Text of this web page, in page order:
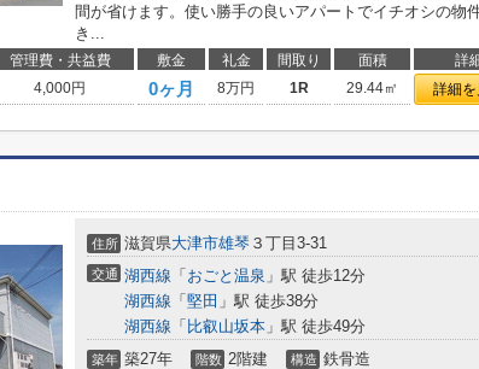
間が省けます。使い勝手の良いアパートでイチオシの物
き...
管理費・共益費 敷金 礼金 間取り 面積 詳
4,000円 0ヶ月 8万円 1R 29.44㎡ 詳細
住所 滋賀県大津市雄琴 ３丁目3-31
交通 湖西線 「 おごと温泉 」駅 徒歩12分
湖西線 「 堅田 」駅 徒歩38分
湖西線 「 比叡山坂本 」駅 徒歩49分
築年 築27年 階数 2階建 構造 鉄骨造